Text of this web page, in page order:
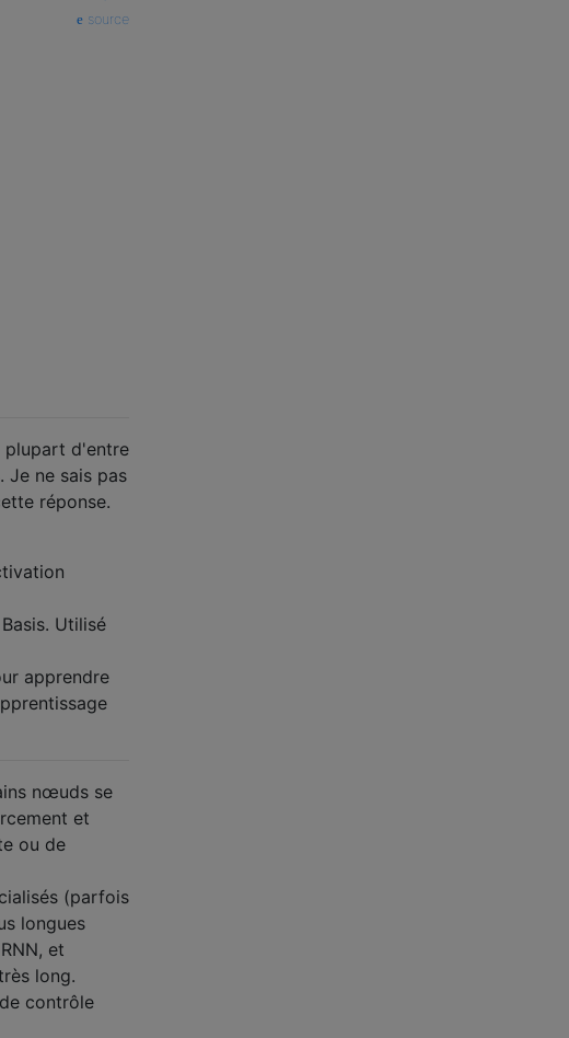
source
plupart d'entre
Je ne sais pas
réponse.
Utilisé
apprendre
nœuds se
et
ou de
(parfois
longues
et
long.
contrôle